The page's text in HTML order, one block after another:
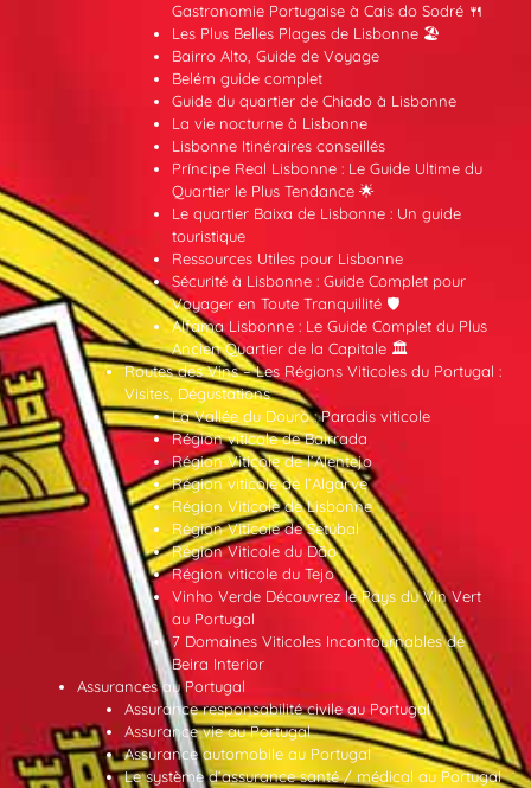
Gastronomie Portugaise à Cais do Sodré 🍴
Les Plus Belles Plages de Lisbonne 🏖️
Bairro Alto, Guide de Voyage
Belém guide complet
Guide du quartier de Chiado à Lisbonne
La vie nocturne à Lisbonne
Lisbonne Itinéraires conseillés
Príncipe Real Lisbonne : Le Guide Ultime du
Quartier le Plus Tendance 🌟
Le quartier Baixa de Lisbonne : Un guide
touristique
Ressources Utiles pour Lisbonne
Sécurité à Lisbonne : Guide Complet pour
Voyager en Toute Tranquillité 🛡️
Alfama Lisbonne : Le Guide Complet du Plus
Ancien Quartier de la Capitale 🏛️
Routes des Vins – Les Régions Viticoles du Portugal :
Visites, Dégustations
La Vallée du Douro : Paradis viticole
Région viticole de Bairrada
Région Viticole de l’Alentejo
Région viticole de l’Algarve
Région Viticole de Lisbonne
Région Viticole de Setúbal
Région Viticole du Dão
Région viticole du Tejo
Vinho Verde Découvrez le Pays du Vin Vert
au Portugal
7 Domaines Viticoles Incontournables de
Beira Interior
Assurances au Portugal
Assurance responsabilité civile au Portugal
Assurance vie au Portugal
Assurance automobile au Portugal
Le système d’assurance santé / médical au Portugal